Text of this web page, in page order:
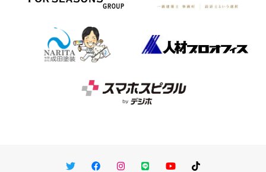
TwitterFacebookInstagram
LINE You TubeTikTok